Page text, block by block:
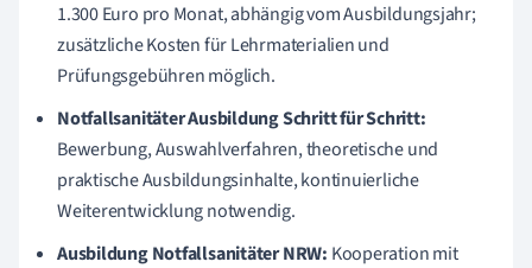
1.300 Euro pro Monat, abhängig vom Ausbildungsjahr;
zusätzliche Kosten für Lehrmaterialien und
Prüfungsgebühren möglich.
Notfallsanitäter Ausbildung Schritt für Schritt:
Bewerbung, Auswahlverfahren, theoretische und
praktische Ausbildungsinhalte, kontinuierliche
Weiterentwicklung notwendig.
Ausbildung Notfallsanitäter NRW: Kooperation mit